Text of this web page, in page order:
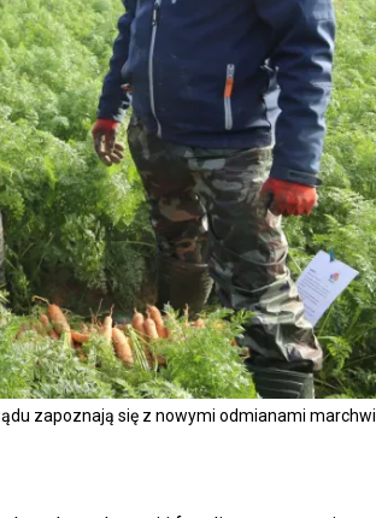
zapoznają się z nowymi odmianami marchwi